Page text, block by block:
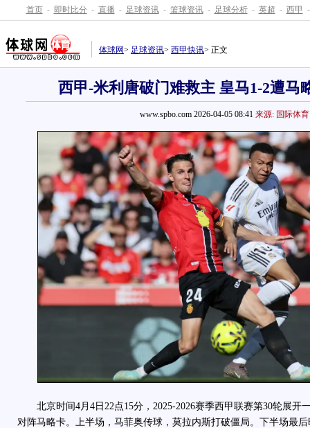
首页 - 即时比分 - 直播 - 足球资讯 - 篮球资讯 - 足球分析 - 英超 - 西甲 -
体球网> 足球资讯> 西甲快讯> 正文
西甲-米利唐破门难救主 皇马1-2遭马
www.spbo.com 2026-04-05 08:41 来源: 国际体育
北京时间4月4日22点15分，2025-2026赛季西甲联赛第30轮展开
对阵马略卡。上半场，马菲奥传球，莫拉内斯打破僵局。下半场最